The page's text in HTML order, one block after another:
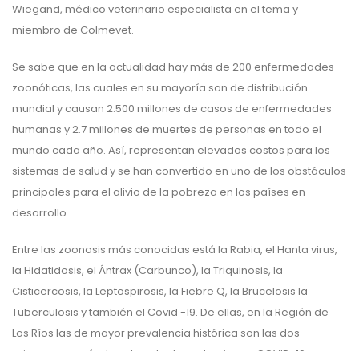
Wiegand, médico veterinario especialista en el tema y
miembro de Colmevet.
Se sabe que en la actualidad hay más de 200 enfermedades
zoonóticas, las cuales en su mayoría son de distribución
mundial y causan 2.500 millones de casos de enfermedades
humanas y 2.7 millones de muertes de personas en todo el
mundo cada año. Así, representan elevados costos para los
sistemas de salud y se han convertido en uno de los obstáculos
principales para el alivio de la pobreza en los países en
desarrollo.
Entre las zoonosis más conocidas está la Rabia, el Hanta virus,
la Hidatidosis, el Ántrax (Carbunco), la Triquinosis, la
Cisticercosis, la Leptospirosis, la Fiebre Q, la Brucelosis la
Tuberculosis y también el Covid -19. De ellas, en la Región de
Los Ríos las de mayor prevalencia histórica son las dos